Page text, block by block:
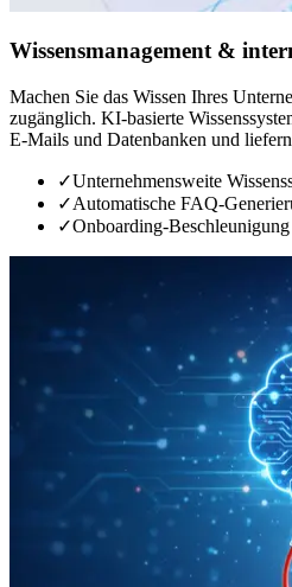
Wissensmanagement &
Machen Sie das Wissen Ihres
zugänglich. KI-basierte
E-Mails und Datenbanken und
✓Unternehmensweite
✓Automatische FAQ-
✓Onboarding-Beschleunigung